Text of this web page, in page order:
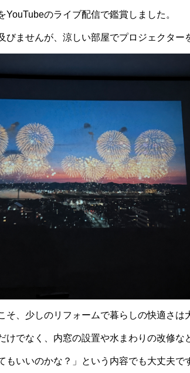
YouTubeのライブ配信で鑑賞しました。
びませんが、涼しい部屋でプロジェクタ
そ、少しのリフォームで暮らしの快適さは
けでなく、内窓の設置や水まわりの改修な
もいいのかな？」という内容でも大丈夫で